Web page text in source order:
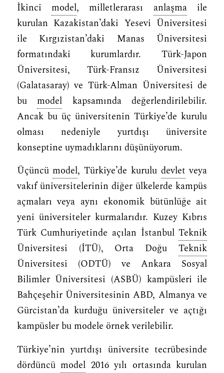
İkinci model, milletlerarası anlaşmaile
kurulan Kazakistan’daki Yesevi Üniversitesi
ile Kırgızistan’daki Manas Üniversitesi
formatındaki kurumlardır. Türk-Japon
Üniversitesi, Türk-Fransız Üniversitesi
(Galatasaray) ve Türk-Alman Üniversitesi de
bu model kapsamında değerlendirilebilir.
Ancak bu üç üniversitenin Türkiye’de kurulu
olması nedeniyle yurtdışı üniversite
konseptine uymadıklarını düşünüyorum.
Üçüncü model, Türkiye’de kurulu devlet veya
vakıf üniversitelerinin diğer ülkelerde kampüs
açmaları veya aynı ekonomik bütünlüğe ait
yeni üniversiteler kurmalarıdır. Kuzey Kıbrıs
Türk Cumhuriyetinde açılan İstanbulTeknik
Üniversitesi (İTÜ), Orta DoğuTeknik
Üniversitesi (ODTÜ) ve Ankara Sosyal
Bilimler Üniversitesi (ASBÜ) kampüsleri ile
Bahçeşehir Üniversitesinin ABD, Almanya ve
Gürcistan’da kurduğu üniversiteler ve açtığı
kampüsler bu modele örnek verilebilir.
Türkiye’nin yurtdışı üniversite tecrübesinde
dördüncü model 2016 yılı ortasında kurulan